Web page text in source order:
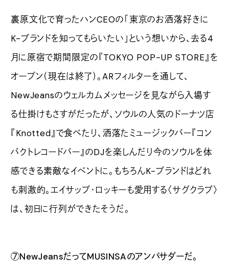
裏原文化で育ったハンCEOの「東京のお洒落好きに
K-ブランドを知ってもらいたい」という想いから、去る4
月に原宿で期間限定の『TOKYO POP-UP STORE』を
オープン（現在は終了）。ARフィルターを通して、
NewJeansのウェルカムメッセージを見ながら入場す
る仕掛けもさすがだったが、ソウルの人気のドーナツ店
『Knotted』で食べたり、洒落たミュージックバー『コン
パクトレコードバー』のDJを楽しんだり今のソウルを体
感できる素敵なイベントに。もちろんK-ブランドはどれ
も刺激的。エイサップ・ロッキーも愛用する〈サグクラブ〉
は、初日に行列ができたそうだ。
⑦NewJeansだってMUSINSAのアンバサダーだ。